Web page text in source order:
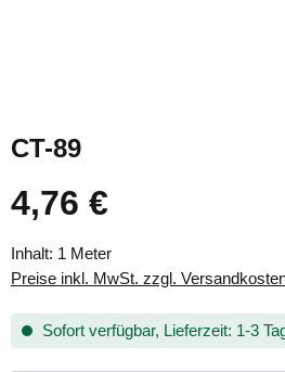
CT-89
Regulärer Preis:
4,76 €
Inhalt: 1 Meter
Preise inkl. MwSt. zzgl.
Sofort verfügbar, Lieferzeit: 1-3